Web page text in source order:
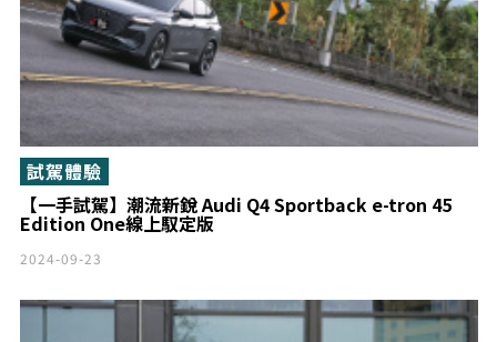
【一手試駕】潮流新銳 Audi Q4 Sportback e-tron 45
Edition One線上馭定版
試駕體驗
2024-09-23